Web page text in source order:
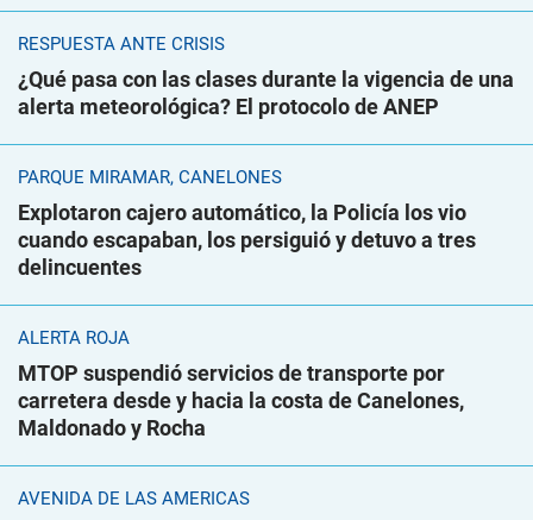
RESPUESTA ANTE CRISIS
¿Qué pasa con las clases durante la vigencia de una
alerta meteorológica? El protocolo de ANEP
PARQUE MIRAMAR, CANELONES
Explotaron cajero automático, la Policía los vio
cuando escapaban, los persiguió y detuvo a tres
delincuentes
ALERTA ROJA
MTOP suspendió servicios de transporte por
carretera desde y hacia la costa de Canelones,
Maldonado y Rocha
AVENIDA DE LAS AMÉRICAS